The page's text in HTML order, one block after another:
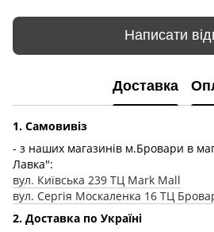
Написати
Доставка
1. Самовивіз
- з наших магазинів м.Бровари в
Лавка":
вул. Київська 239 ТЦ Mark Mall
вул. Сергія Москаленка 16 ТЦ
2. Доставка по Україні